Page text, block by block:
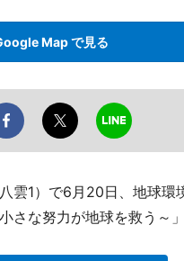
Map で見る
雲1）で6月20日、地球環
な努力が地球を救う～」